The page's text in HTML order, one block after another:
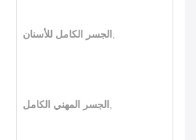
الجسر الكامل للأسنان
الجسر المهني الكامل